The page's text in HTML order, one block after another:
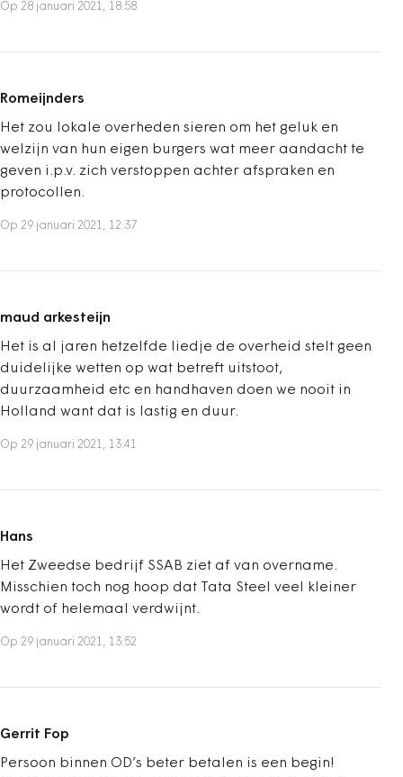
Op 28 januari 2021, 18:58
Romeijnders
Het zou lokale overheden sieren om het geluk en
welzijn van hun eigen burgers wat meer aandacht te
geven i.p.v. zich verstoppen achter afspraken en
protocollen.
Op 29 januari 2021, 12:37
maud arkesteijn
Het is al jaren hetzelfde liedje de overheid stelt geen
duidelijke wetten op wat betreft uitstoot,
duurzaamheid etc en handhaven doen we nooit in
Holland want dat is lastig en duur.
Op 29 januari 2021, 13:41
Hans
Het Zweedse bedrijf SSAB ziet af van overname.
Misschien toch nog hoop dat Tata Steel veel kleiner
wordt of helemaal verdwijnt.
Op 29 januari 2021, 13:52
Gerrit Fop
Persoon binnen OD’s beter betalen is een begin!